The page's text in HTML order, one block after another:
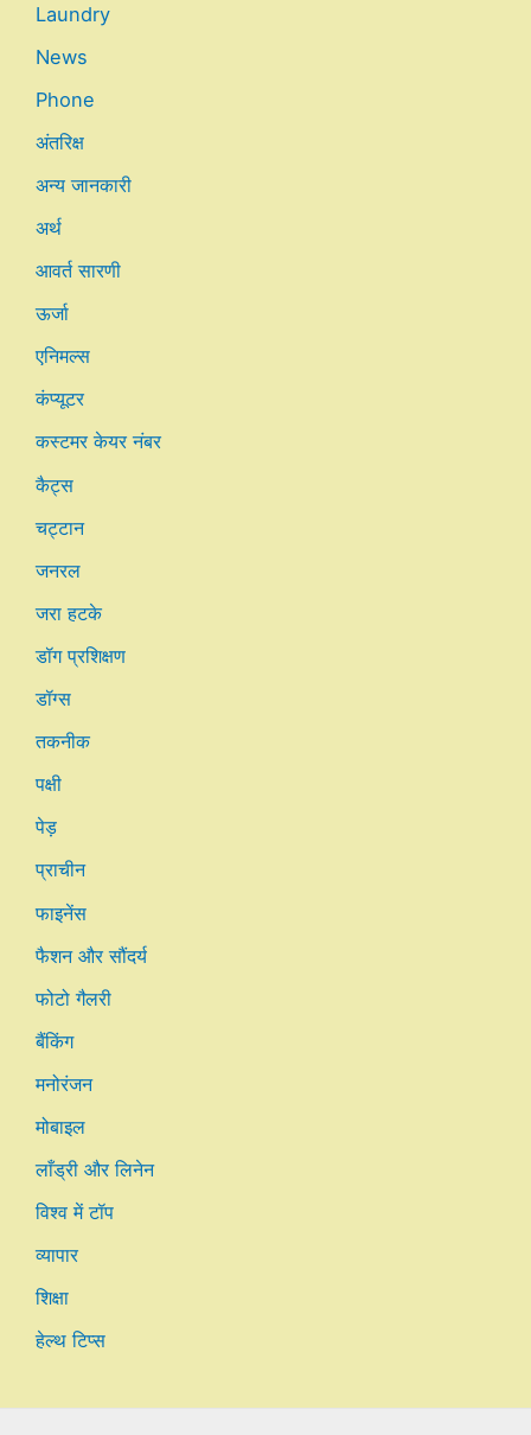
Laundry
News
Phone
अंतरिक्ष
अन्य जानकारी
अर्थ
आवर्त सारणी
ऊर्जा
एनिमल्स
कंप्यूटर
कस्टमर केयर नंबर
कैट्स
चट्टान
जनरल
जरा हटके
डॉग प्रशिक्षण
डॉग्स
तकनीक
पक्षी
पेड़
प्राचीन
फाइनेंस
फैशन और सौंदर्य
फोटो गैलरी
बैंकिंग
मनोरंजन
मोबाइल
लाँड्री और लिनेन
विश्व में टॉप
व्यापार
शिक्षा
हेल्थ टिप्स